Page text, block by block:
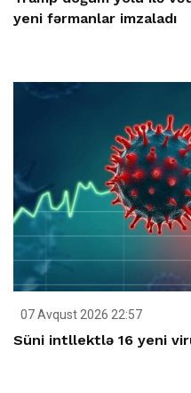
yeni fərmanlar imzaladı
07 Avqust 2026 22:57
Süni intllektlə 16 yeni